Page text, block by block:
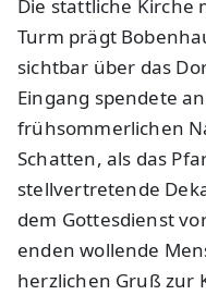
Die stattliche
Turm prägt
sichtbar über das
Eingang spendete
frühsommerlichen
Schatten, als das
stellvertretende
dem Gottesdienst
enden wollende
herzlichen Gruß zur